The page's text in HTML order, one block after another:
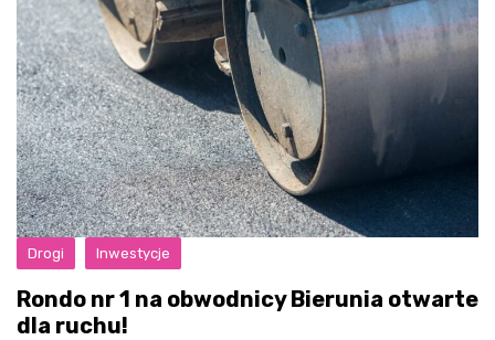
Drogi Inwestycje
Rondo nr 1 na obwodnicy Bierunia otwarte
dla ruchu!